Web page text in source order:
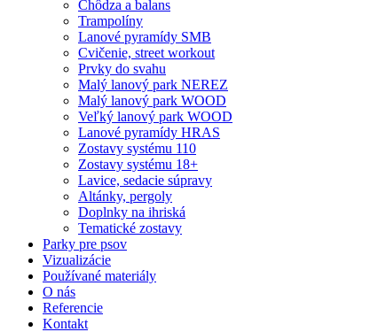
Chôdza a balans
Trampolíny
Lanové pyramídy SMB
Cvičenie, street workout
Prvky do svahu
Malý lanový park NEREZ
Malý lanový park WOOD
Veľký lanový park WOOD
Lanové pyramídy HRAS
Zostavy systému 110
Zostavy systému 18+
Lavice, sedacie súpravy
Altánky, pergoly
Doplnky na ihriská
Tematické zostavy
Parky pre psov
Vizualizácie
Používané materiály
O nás
Referencie
Kontakt